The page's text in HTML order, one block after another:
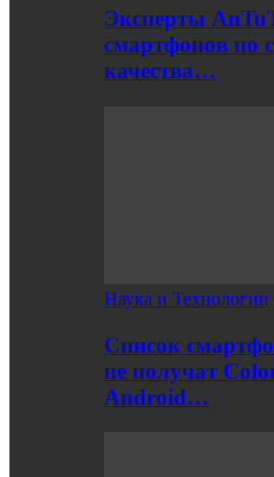
Эксперты
смартфонов по
качества…
Наука и Технологии
Список
не получат
Android…